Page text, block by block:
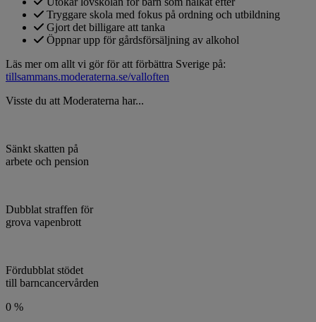
Tryggare skola med fokus på ordning och utbildning
Gjort det billigare att tanka
Öppnar upp för gårdsförsäljning av alkohol
Läs mer om allt vi gör för att förbättra Sverige på:
tillsammans.moderaterna.se/valloften
Visste du att Moderaterna har...
Sänkt skatten på
arbete och pension
Dubblat straffen för
grova vapenbrott
Fördubblat stödet
till barncancervården
0 %